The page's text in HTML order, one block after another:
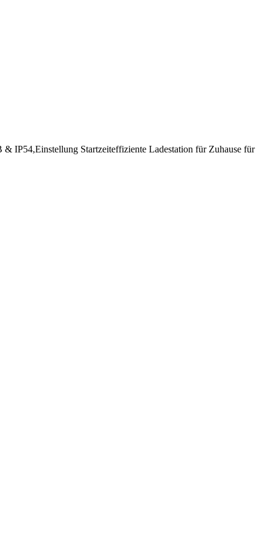
IP54,Einstellung Startzeiteffiziente Ladestation für Zuhause für